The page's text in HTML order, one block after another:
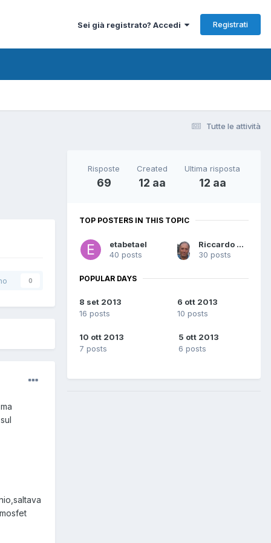
Sei già registrato? Accedi Registrati
Tutte le attività
0
Risposte
69
Created
12 aa
Ultima risposta
12 aa
TOP POSTERS IN THIS TOPIC
etabetael
40 posts
Riccardo Ottaviucci
30 posts
POPULAR DAYS
8 set 2013
16 posts
6 ott 2013
10 posts
10 ott 2013
7 posts
5 ott 2013
6 posts